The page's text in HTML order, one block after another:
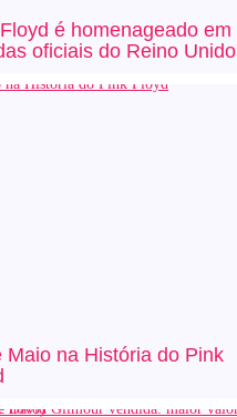
é homenageado em
oficiais do Reino Unido
na História do Pink Floyd
Maio na História do Pink
da história (de novo)